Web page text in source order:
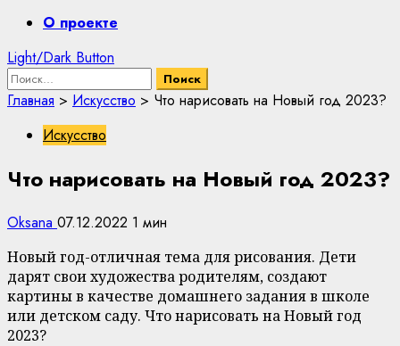
PrimaryО проекте
Light/Dark Button
Найти:
Главная > Искусство > Что нарисовать на Новый год 2023?
Искусство
Что нарисовать на Новый год 2023?
Oksana 07.12.2022 1 мин
Новый год-отличная тема для рисования. Дети
дарят свои художества родителям, создают
картины в качестве домашнего задания в школе
или детском саду. Что нарисовать на Новый год
2023?